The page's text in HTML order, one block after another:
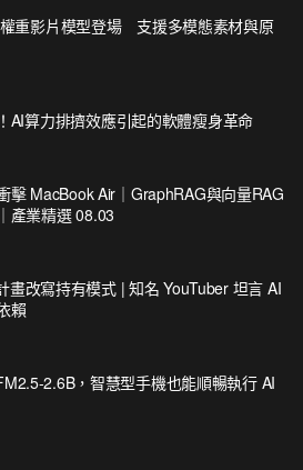
重影片模型登場 支援多模態素材與原
AI算力排擠效應引起的軟體瘦身革命
擊 MacBook Air｜GraphRAG與向量RAG
產業精選 08.03
畫改寫持有模式 | 知名 YouTuber 坦言 AI
賴
2.6B，智慧型手機也能順暢執行 AI